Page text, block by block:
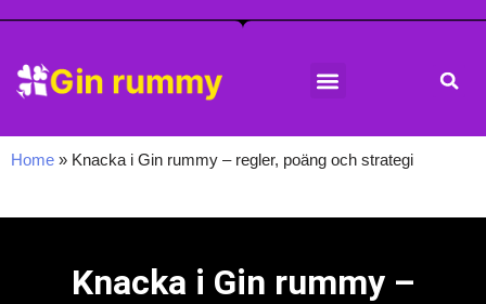
till
Home » Knacka i Gin rummy – regler, poäng och strategi
Knacka i Gin rummy –